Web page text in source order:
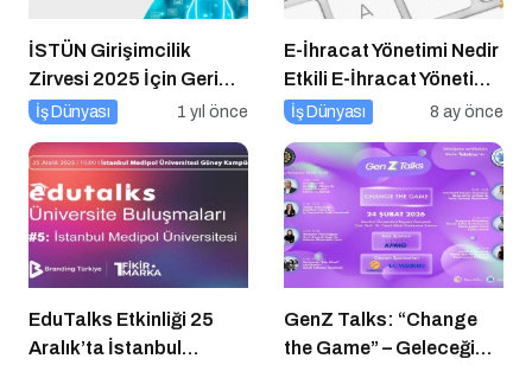
İSTÜN Girişimcilik
Zirvesi 2025 İçin Geri
Sayım
İş Dünyası 1 yıl önce
E-İhracat Yönetimi Nedir
Etkili E-İhracat Yönetimi
için 10 Altın İpucu
İş Dünyası 8 ay önce
EduTalks Etkinliği 25
Aralık’ta İstanbul
GenZ Talks: “Change
the Game” – Geleceği